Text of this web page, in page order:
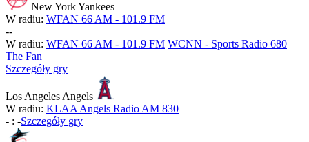
New York Yankees
W radiu: WFAN 66 AM - 101.9 FM
--
W radiu: WFAN 66 AM - 101.9 FM WCNN - Sports Radio 680
The Fan
Szczegóły gry
Los Angeles Angels
W radiu: KLAA Angels Radio AM 830
- : -Szczegóły gry